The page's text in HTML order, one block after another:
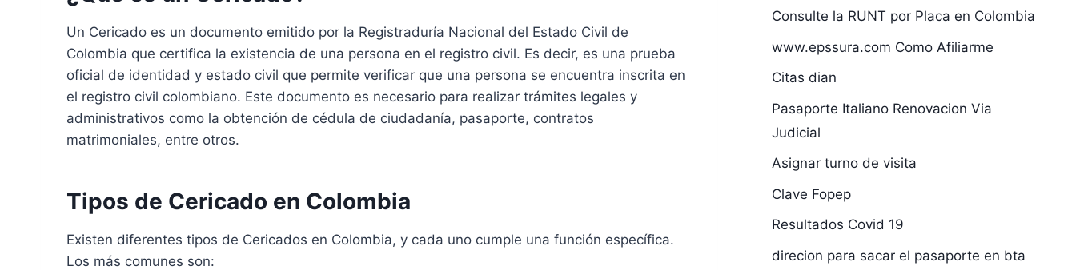
Un Cericado es un documento emitido por la Registraduría Nacional del Estado Civil de
Colombia que certifica la existencia de una persona en el registro civil. Es decir, es una prueba
oficial de identidad y estado civil que permite verificar que una persona se encuentra inscrita en
el registro civil colombiano. Este documento es necesario para realizar trámites legales y
administrativos como la obtención de cédula de ciudadanía, pasaporte, contratos
matrimoniales, entre otros.
Tipos de Cericado en Colombia
Existen diferentes tipos de Cericados en Colombia, y cada uno cumple una función específica.
Los más comunes son:
Consulte la RUNT por Placa en Colombia
www.epssura.com Como Afiliarme
Citas dian
Pasaporte Italiano Renovacion Via
Judicial
Asignar turno de visita
Clave Fopep
Resultados Covid 19
direcion para sacar el pasaporte en bta